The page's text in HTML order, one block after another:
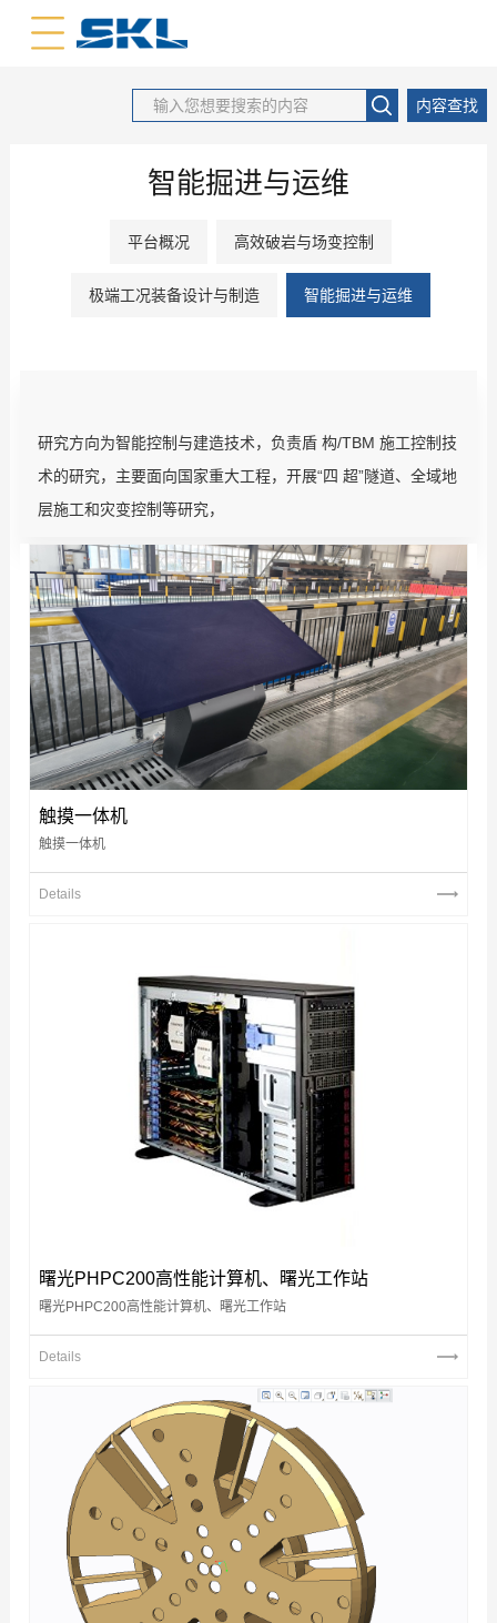
中文版 英文版
内容查找
智能掘进与运维
平台概况 高效破岩与场变控制
极端工况装备设计与制造 智能掘进与运维
研究方向为智能控制与建造技术，负责盾 构/TBM 施工控制技
术的研究，主要面向国家重大工程，开展“四 超”隧道、全域地
层施工和灾变控制等研究，
触摸一体机
触摸一体机
Details
曙光PHPC200高性能计算机、曙光工作站
曙光PHPC200高性能计算机、曙光工作站
Details